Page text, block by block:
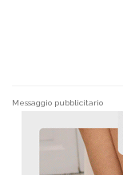
Messaggio pubblicitario